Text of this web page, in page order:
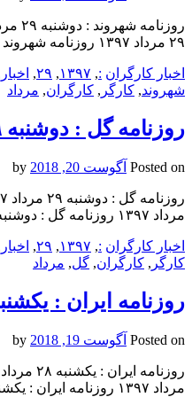
۲۹ مرداد ۱۳۹۷ روزنامه شهروند : دوشنبه ۲۹ مرداد ۱۳۹۷
اخبار کارگران :
, ۱۳۹۷, ۲۹, اخبار
شهروند, کارگر , کارگران, مرداد
روزنامه گل : دوشنبه ۲۹ مرداد ۱۳۹۷
Posted on آگوست 20, 2018
مرداد ۱۳۹۷ روزنامه گل : دوشنبه ۲۹ مرداد ۱۳۹۷
اخبار کارگران :
, ۱۳۹۷, ۲۹, اخبار
کارگر , کارگران, گل, مرداد
روزنامه ایران : یکشنبه‌ ۲۸ مرداد
Posted on آگوست 19, 2018
مرداد ۱۳۹۷ روزنامه ایران : یکشنبه‌ ۲۸ مرداد ۱۳۹۷